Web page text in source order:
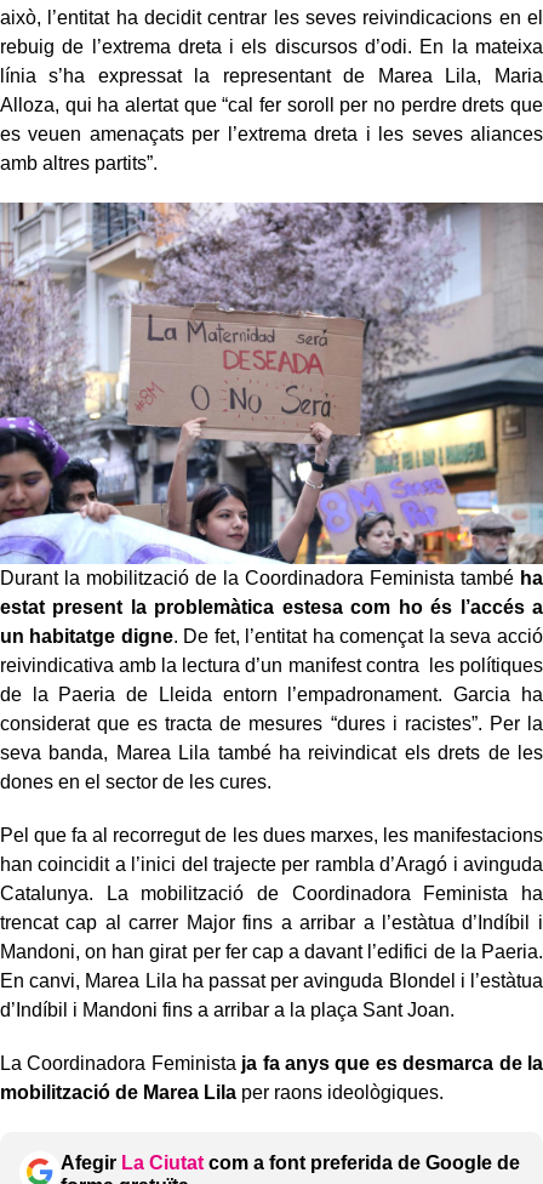
això, l’entitat ha decidit centrar les seves reivindicacions en el
rebuig de l’extrema dreta i els discursos d’odi. En la mateixa
línia s’ha expressat la representant de Marea Lila, Maria
Alloza, qui ha alertat que “cal fer soroll per no perdre drets que
es veuen amenaçats per l’extrema dreta i les seves aliances
amb altres partits”.
Durant la mobilització de la Coordinadora Feminista també ha
estat present la problemàtica estesa com ho és l’accés a
un habitatge digne. De fet, l’entitat ha començat la seva acció
reivindicativa amb la lectura d’un manifest contra les polítiques
de la Paeria de Lleida entorn l’empadronament. Garcia ha
considerat que es tracta de mesures “dures i racistes”. Per la
seva banda, Marea Lila també ha reivindicat els drets de les
dones en el sector de les cures.
Pel que fa al recorregut de les dues marxes, les manifestacions
han coincidit a l’inici del trajecte per rambla d’Aragó i avinguda
Catalunya. La mobilització de Coordinadora Feminista ha
trencat cap al carrer Major fins a arribar a l’estàtua d’Indíbil i
Mandoni, on han girat per fer cap a davant l’edifici de la Paeria.
En canvi, Marea Lila ha passat per avinguda Blondel i l’estàtua
d’Indíbil i Mandoni fins a arribar a la plaça Sant Joan.
La Coordinadora Feminista ja fa anys que es desmarca de la
mobilització de Marea Lila per raons ideològiques.
Afegir La Ciutat com a font preferida de Google de